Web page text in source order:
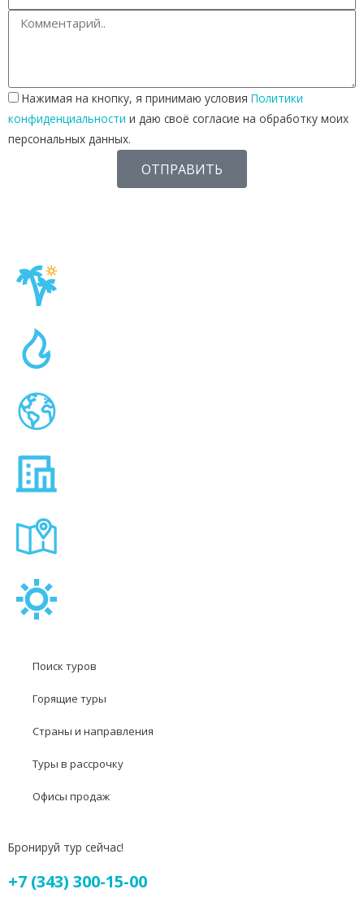
Нажимая на кнопку, я принимаю условия Политики
конфиденциальности и даю своё согласие на обработку моих
персональных данных.
ОТПРАВИТЬ
Поиск туров
Горящие туры
Страны и направления
Туры в рассрочку
Офисы продаж
Бронируй тур сейчас!
+7 (343) 300-15-00